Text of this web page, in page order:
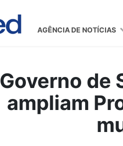
AGÊNCIA DE NOTÍCIAS
Governo de
ampliam